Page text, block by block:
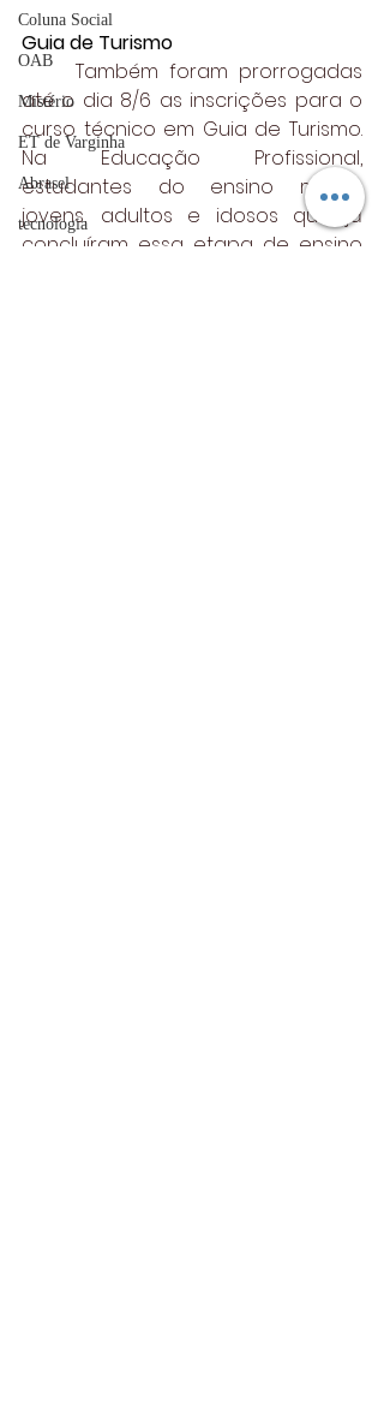
Coluna Social
OAB
Mistério
ET de Varginha
Abrasel
tecnologia
Guia de Turismo
	Também foram prorrogadas
até o dia 8/6 as inscrições para o
curso técnico em Guia de Turismo.
Na Educação Profissional,
estudantes do ensino médio,
jovens, adultos e idosos que já
concluíram essa etapa de ensino